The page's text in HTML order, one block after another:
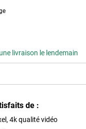
livraison le lendemain
de :
4k qualité vidéo